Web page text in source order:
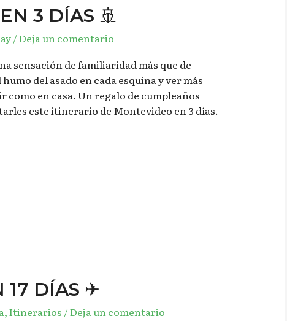
3 DÍAS 🚢
/Deja un comentario
sensación de familiaridad más que de
del asado en cada esquina y ver más
como en casa. Un regalo de cumpleaños
este itinerario de Montevideo en 3 días.
17 DÍAS ✈︎
,Itinerarios /Deja un comentario